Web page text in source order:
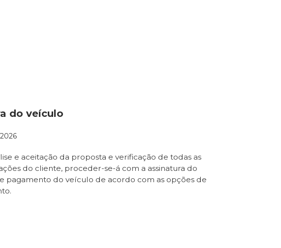
do veículo
e aceitação da proposta e verificação de todas as
do cliente, proceder-se-á com a assinatura do
pagamento do veículo de acordo com as opções de